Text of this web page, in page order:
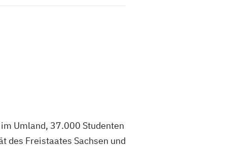
Umland, 37.000 Studenten
des Freistaates Sachsen und